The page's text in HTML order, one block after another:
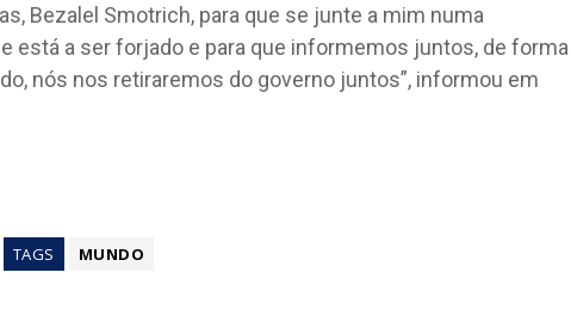
Bezalel Smotrich, para que se junte a mim numa
está a ser forjado e para que informemos juntos, de forma
nós nos retiraremos do governo juntos”, informou em
TAGS MUNDO